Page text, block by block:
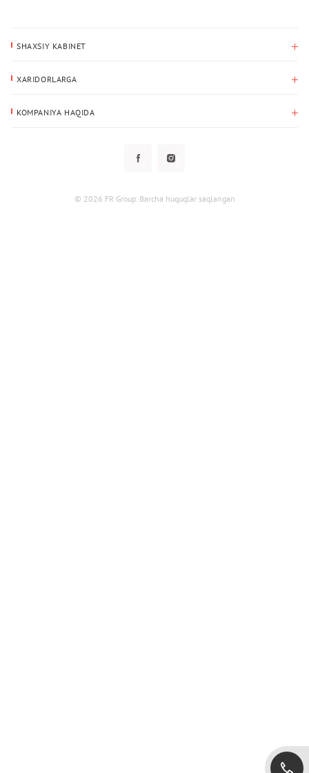
SHAXSIY KABINET
Yetkazib berish manzili
XARIDORLARGA
KOMPANIYA HAQIDA
Foydalanuvchi bilan kelishuv© 2026 FR Group. Barcha huquqlar saqlangan